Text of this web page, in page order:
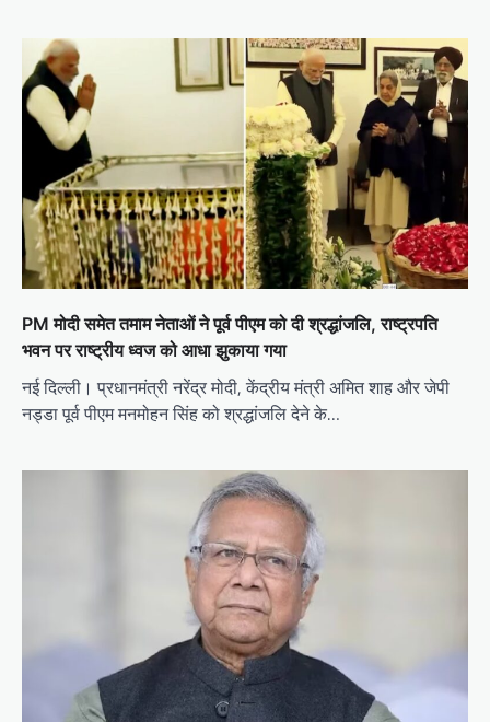
PM मोदी समेत तमाम नेताओं ने पूर्व पीएम को दी श्रद्धांजलि, राष्ट्रपति
भवन पर राष्ट्रीय ध्वज को आधा झुकाया गया
नई दिल्ली। प्रधानमंत्री नरेंद्र मोदी, केंद्रीय मंत्री अमित शाह और जेपी
नड्डा पूर्व पीएम मनमोहन सिंह को श्रद्धांजलि देने के…